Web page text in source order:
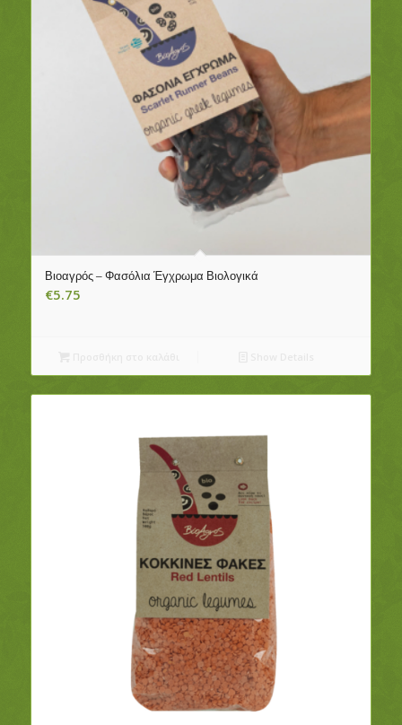
Βιοαγρός – Φασόλια Έγχρωμα Βιολογικά
€5.75